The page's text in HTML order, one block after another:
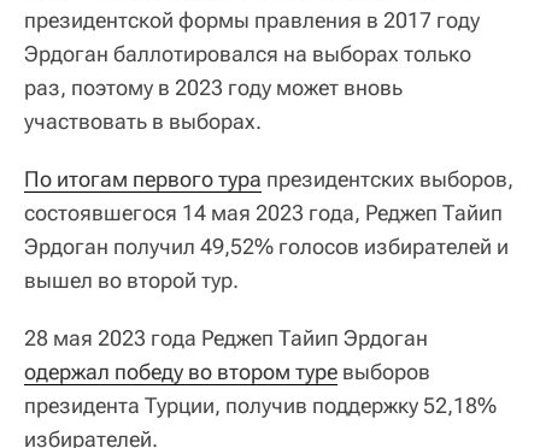
президентской формы правления в 2017 году
Эрдоган баллотировался на выборах только
раз, поэтому в 2023 году может вновь
участвовать в выборах.
По итогам первого тура президентских выборов,
состоявшегося 14 мая 2023 года, Реджеп Тайип
Эрдоган получил 49,52% голосов избирателей и
вышел во второй тур.
28 мая 2023 года Реджеп Тайип Эрдоган
одержал победу во втором туре выборов
президента Турции, получив поддержку 52,18%
избирателей.